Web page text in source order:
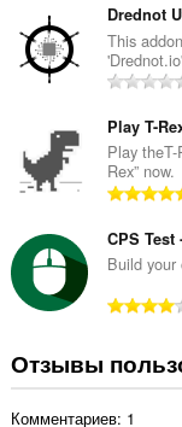
Drednot
This
Play T-
Play
Rex” now.
CPS Test
Build your
Отзывы
Комментариев: 1